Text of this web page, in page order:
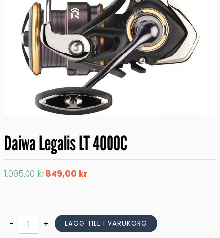
Daiwa Legalis LT 4000C
1.095,00kr
Det
ursprungliga
849,00 kr
Det
nuvarande
-
Daiwa
Legalis
+ LÄGG TILL I VARUKORG